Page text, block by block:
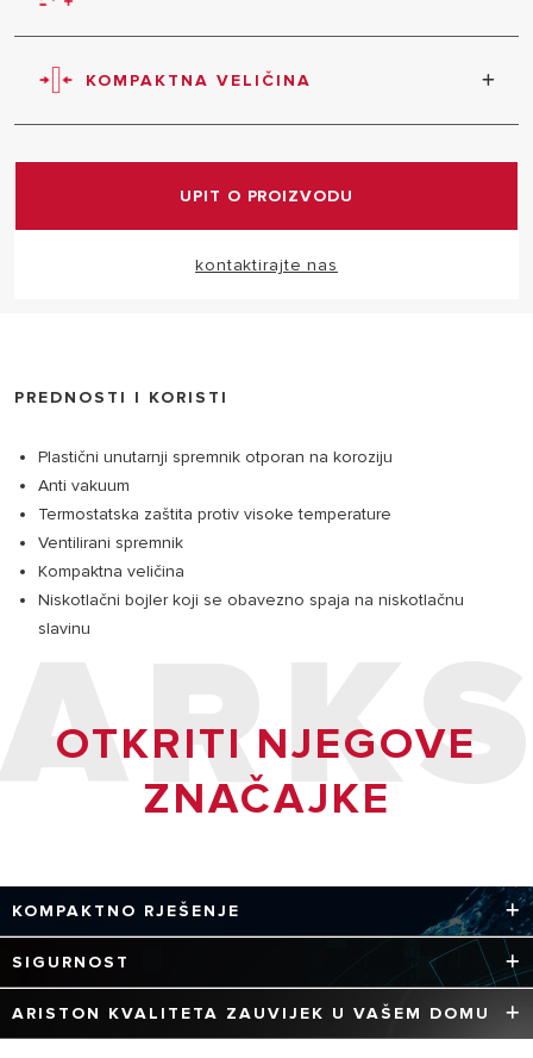
Jednostavno podešavanje željene temperature.
KOMPAKTNA VELIČINA
Interna struktura osmišljena je tako da se ugradnja i
UPIT O PROIZVODU
kontaktirajte nas
PREDNOSTI I KORISTI
Plastični unutarnji spremnik otporan na koroziju
Anti vakuum
Termostatska zaštita protiv visoke temperature
Ventilirani spremnik
Kompaktna veličina
Niskotlačni bojler koji se obavezno spaja na niskotlačnu
slavinu
OTKRITI NJEGOVE
ZNAČAJKE
KOMPAKTNO RJEŠENJE
Zahvaljujući malom spremniku, udobnost koju garantiraju
sustavi grijanja vode Ariston koncentrirana je u
kompaktnom rješenju.
SIGURNOST
Proizvedeni uz korištenje najmodernijih tehnologija i
izrađeni od odabranih materijala, uređaji Ariston potpuno
ARISTON KVALITETA ZAUVIJEK U VAŠEM DOMU